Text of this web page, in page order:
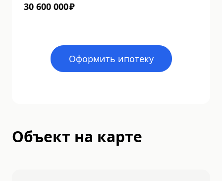
30 600 000₽
Оформить ипотеку
Объект на карте